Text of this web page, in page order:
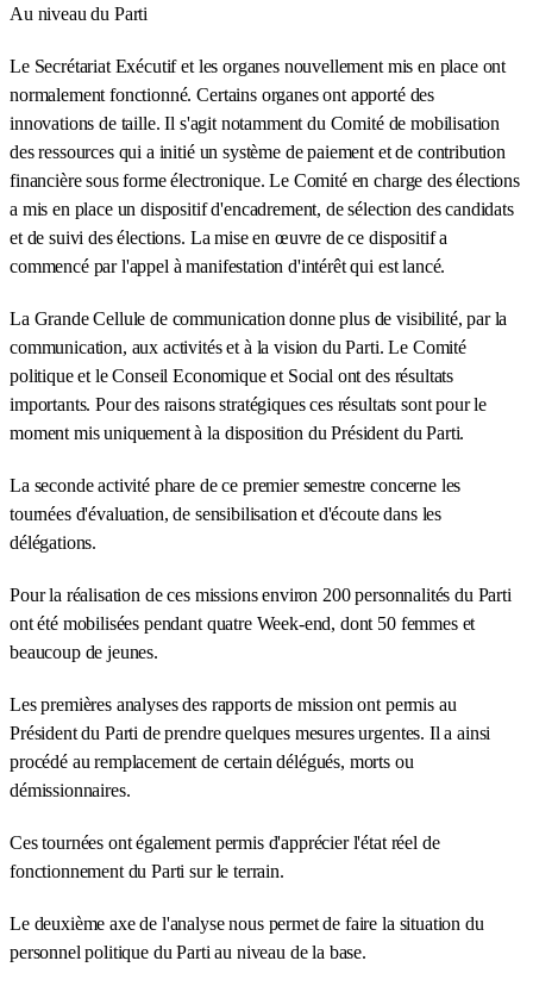
Au niveau du Parti
Le Secrétariat Exécutif et les organes nouvellement mis en place ont
normalement fonctionné. Certains organes ont apporté des
innovations de taille. Il s'agit notamment du Comité de mobilisation
des ressources qui a initié un système de paiement et de contribution
financière sous forme électronique. Le Comité en charge des élections
a mis en place un dispositif d'encadrement, de sélection des candidats
et de suivi des élections. La mise en œuvre de ce dispositif a
commencé par l'appel à manifestation d'intérêt qui est lancé.
La Grande Cellule de communication donne plus de visibilité, par la
communication, aux activités et à la vision du Parti. Le Comité
politique et le Conseil Economique et Social ont des résultats
importants. Pour des raisons stratégiques ces résultats sont pour le
moment mis uniquement à la disposition du Président du Parti.
La seconde activité phare de ce premier semestre concerne les
tournées d'évaluation, de sensibilisation et d'écoute dans les
délégations.
Pour la réalisation de ces missions environ 200 personnalités du Parti
ont été mobilisées pendant quatre Week-end, dont 50 femmes et
beaucoup de jeunes.
Les premières analyses des rapports de mission ont permis au
Président du Parti de prendre quelques mesures urgentes. Il a ainsi
procédé au remplacement de certain délégués, morts ou
démissionnaires.
Ces tournées ont également permis d'apprécier l'état réel de
fonctionnement du Parti sur le terrain.
Le deuxième axe de l'analyse nous permet de faire la situation du
personnel politique du Parti au niveau de la base.